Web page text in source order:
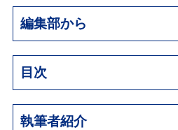
編集部から
目次
執筆者紹介